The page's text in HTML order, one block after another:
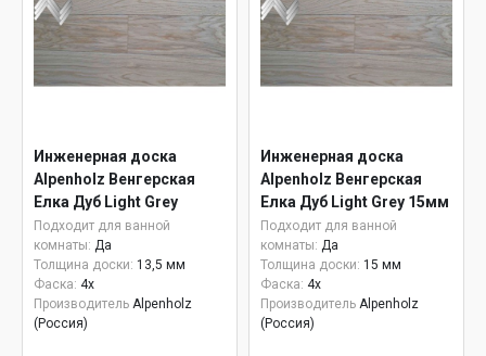
Инженерная доска
Alpenholz Венгерская
Елка Дуб Light Grey
Подходит для ванной
комнаты: Да
Толщина доски: 13,5 мм
Фаска: 4x
Производитель Alpenholz
(Россия)
Инженерная доска
Alpenholz Венгерская
Елка Дуб Light Grey 15мм
Подходит для ванной
комнаты: Да
Толщина доски: 15 мм
Фаска: 4x
Производитель Alpenholz
(Россия)